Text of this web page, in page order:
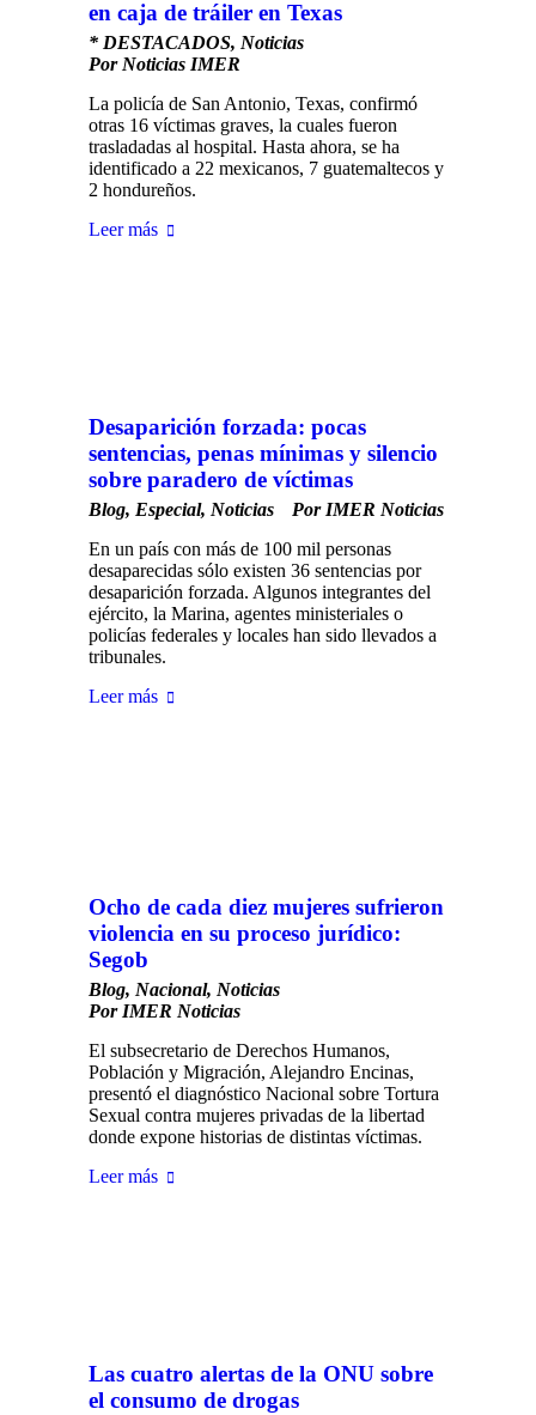
en caja de tráiler en Texas
* DESTACADOS, Noticias
Por Noticias IMER
La policía de San Antonio, Texas, confirmó
otras 16 víctimas graves, la cuales fueron
trasladadas al hospital. Hasta ahora, se ha
identificado a 22 mexicanos, 7 guatemaltecos y
2 hondureños.
Leer más
Desaparición forzada: pocas
sentencias, penas mínimas y silencio
sobre paradero de víctimas
Blog, Especial, Noticias Por IMER Noticias
En un país con más de 100 mil personas
desaparecidas sólo existen 36 sentencias por
desaparición forzada. Algunos integrantes del
ejército, la Marina, agentes ministeriales o
policías federales y locales han sido llevados a
tribunales.
Leer más
Ocho de cada diez mujeres sufrieron
violencia en su proceso jurídico:
Segob
Blog, Nacional, Noticias
Por IMER Noticias
El subsecretario de Derechos Humanos,
Población y Migración, Alejandro Encinas,
presentó el diagnóstico Nacional sobre Tortura
Sexual contra mujeres privadas de la libertad
donde expone historias de distintas víctimas.
Leer más
Las cuatro alertas de la ONU sobre
el consumo de drogas